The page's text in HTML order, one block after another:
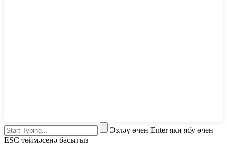
Эзләү өчен Enter яки ябу өчен
ESC төймәсенә басыгыз